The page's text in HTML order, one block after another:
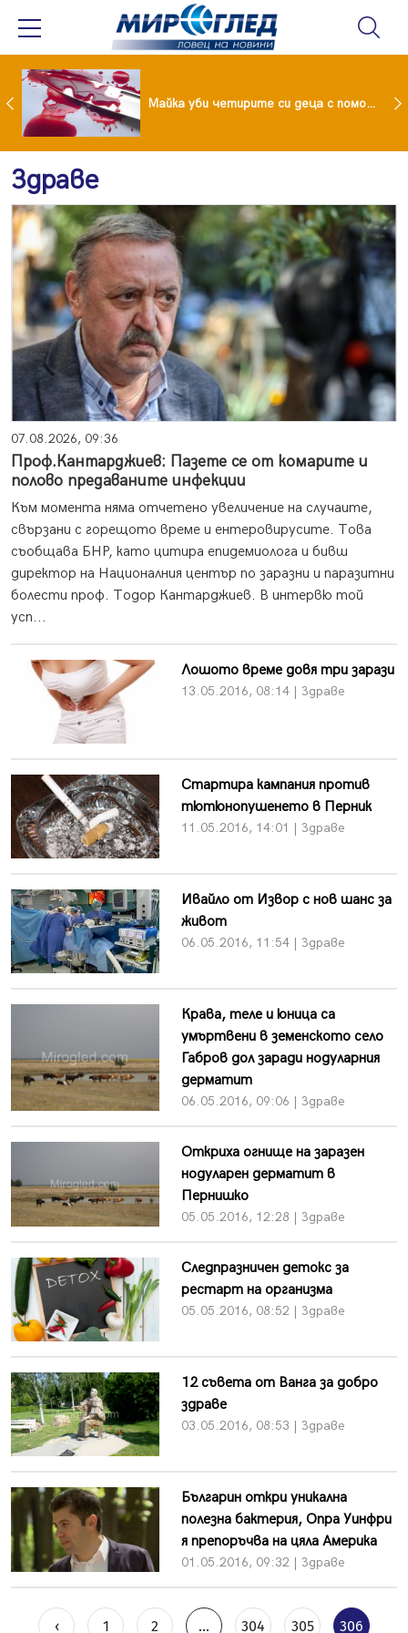
Проф.Кантарджиев: Пазете се от комарите и полово предаваните инфекции Майка уби четирите си деца с помощта на баба им, след което се самоуби
Здраве
07.08.2026, 09:36
Проф.Кантарджиев: Пазете се от комарите и
полово предаваните инфекции
Към момента няма отчетено увеличение на случаите,
свързани с горещото време и ентеровирусите. Това
съобщава БНР, като цитира епидемиолога и бивш
директор на Националния център по заразни и паразитни
болести проф. Тодор Кантарджиев. В интервю той
усп...
Лошото време довя три зарази
13.05.2016, 08:14 | Здраве
Стартира кампания против
тютюнопушенето в Перник
11.05.2016, 14:01 | Здраве
Ивайло от Извор с нов шанс за
живот
06.05.2016, 11:54 | Здраве
Крава, теле и юница са
умъртвени в земенското село
Габров дол заради нодуларния
дерматит
06.05.2016, 09:06 | Здраве
Откриха огнище на заразен
нодуларен дерматит в
Пернишко
05.05.2016, 12:28 | Здраве
Следпразничен детокс за
рестарт на организма
05.05.2016, 08:52 | Здраве
12 съвета от Ванга за добро
здраве
03.05.2016, 08:53 | Здраве
Българин откри уникална
полезна бактерия, Опра Уинфри
я препоръчва на цяла Америка
01.05.2016, 09:32 | Здраве
‹ 1 2 ... 304 305 306